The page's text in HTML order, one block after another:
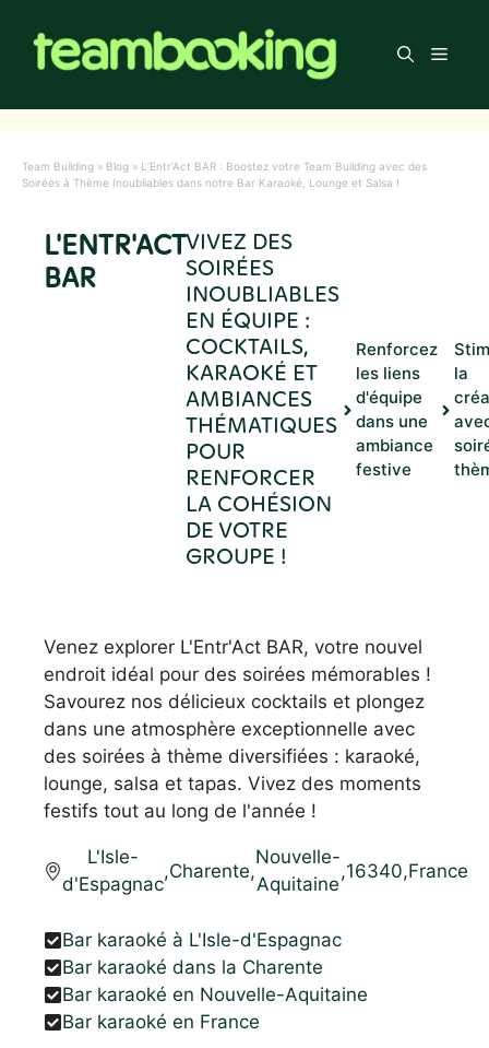
contenu
Menu
Team Building » Blog » L’Entr’Act BAR : Boostez votre Team Building avec des
Soirées à Thème Inoubliables dans notre Bar Karaoké, Lounge et Salsa !
L'ENTR'ACT
BAR
VIVEZ DES
SOIRÉES
INOUBLIABLES
EN ÉQUIPE :
COCKTAILS,
KARAOKÉ ET
AMBIANCES
THÉMATIQUES
POUR
RENFORCER
LA COHÉSION
DE VOTRE
GROUPE !
Renforcez
les liens
d'équipe
dans une
ambiance
festive
la
Venez explorer L'Entr'Act BAR, votre nouvel
endroit idéal pour des soirées mémorables !
Savourez nos délicieux cocktails et plongez
dans une atmosphère exceptionnelle avec
des soirées à thème diversifiées : karaoké,
lounge, salsa et tapas. Vivez des moments
festifs tout au long de l'année !
L'Isle-
d'Espagnac
,Charente,
Nouvelle-
Aquitaine
,16340,France
Bar karaoké à L'Isle-d'Espagnac
Bar karaoké dans la Charente
Bar karaoké en Nouvelle-Aquitaine
Bar karaoké en France